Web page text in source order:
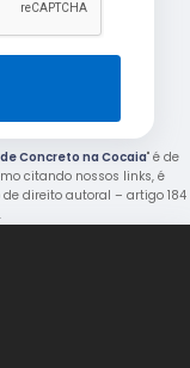
Concreto na Cocaia" é de
citando nossos links, é
direito autoral – artigo 184
.